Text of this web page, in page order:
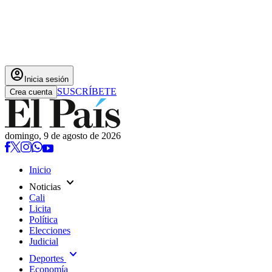
account_circle Inicia sesión
Crea cuenta SUSCRÍBETE
domingo, 9 de agosto de 2026
Inicio
Noticias expand_more
Cali
Licita
Política
Elecciones
Judicial
Deportes expand_more
Economía